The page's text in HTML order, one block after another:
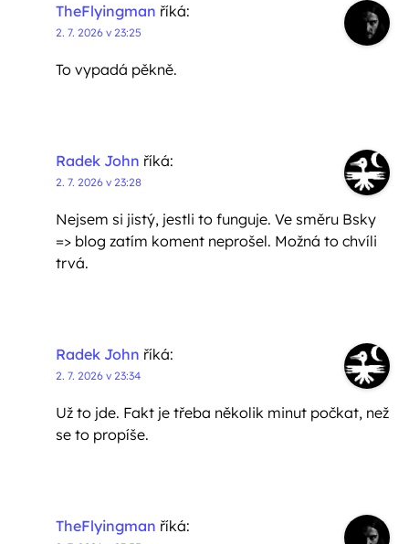
TheFlyingman říká:
2. 7. 2026 v 23:25
To vypadá pěkně.
Radek John říká:
2. 7. 2026 v 23:28
Nejsem si jistý, jestli to funguje. Ve směru Bsky
=> blog zatím koment neprošel. Možná to chvíli
trvá.
Radek John říká:
2. 7. 2026 v 23:34
Už to jde. Fakt je třeba několik minut počkat, než
se to propíše.
TheFlyingman říká: